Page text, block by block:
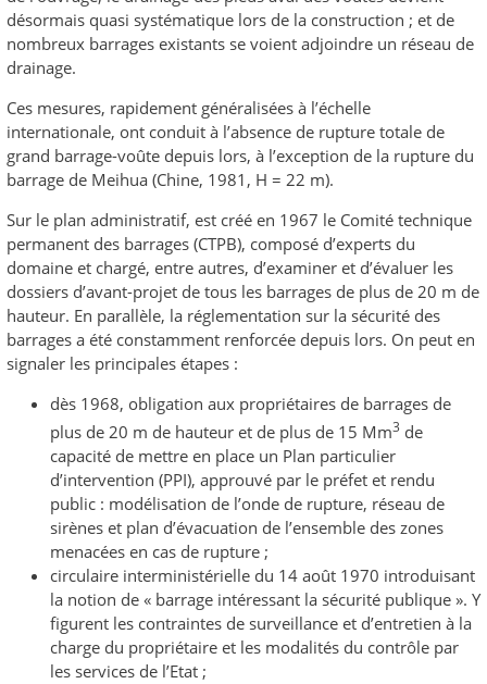
désormais quasi systématique lors de la construction ; et de
nombreux barrages existants se voient adjoindre un réseau de
drainage.
Ces mesures, rapidement généralisées à l’échelle
internationale, ont conduit à l’absence de rupture totale de
grand barrage-voûte depuis lors, à l’exception de la rupture du
barrage de Meihua (Chine, 1981, H = 22 m).
Sur le plan administratif, est créé en 1967 le Comité technique
permanent des barrages (CTPB), composé d’experts du
domaine et chargé, entre autres, d’examiner et d’évaluer les
dossiers d’avant-projet de tous les barrages de plus de 20 m de
hauteur. En parallèle, la réglementation sur la sécurité des
barrages a été constamment renforcée depuis lors. On peut en
signaler les principales étapes :
dès 1968, obligation aux propriétaires de barrages de
plus de 20 m de hauteur et de plus de 15 Mm3 de
capacité de mettre en place un Plan particulier
d’intervention (PPI), approuvé par le préfet et rendu
public : modélisation de l’onde de rupture, réseau de
sirènes et plan d’évacuation de l’ensemble des zones
menacées en cas de rupture ;
circulaire interministérielle du 14 août 1970 introduisant
la notion de « barrage intéressant la sécurité publique ». Y
figurent les contraintes de surveillance et d’entretien à la
charge du propriétaire et les modalités du contrôle par
les services de l’Etat ;